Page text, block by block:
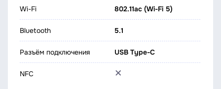
Wi-Fi 802.11ac (Wi-Fi 5)
Bluetooth 5.1
Разъём подключения USB Type-C
NFC